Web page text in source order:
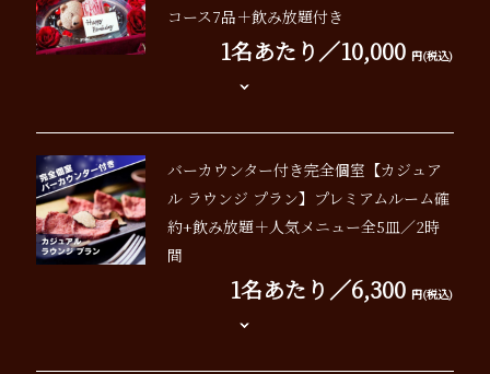
コース7品＋飲み放題付き
1名あたり／10,000 円(税込)
バーカウンター付き完全個室【カジュア
ル ラウンジ プラン】プレミアムルーム確
約+飲み放題＋人気メニュー全5皿／2時
間
1名あたり／6,300 円(税込)